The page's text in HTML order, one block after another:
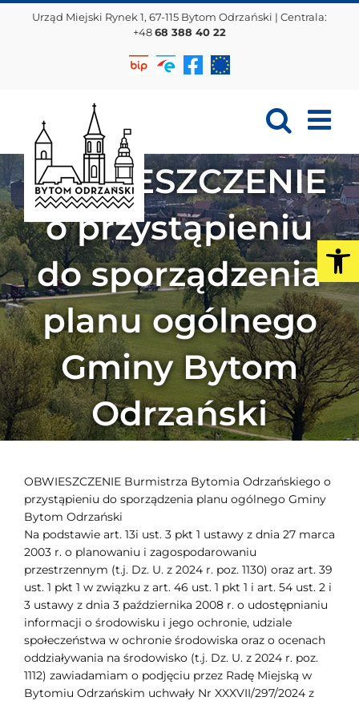
Przejdź
Urząd Miejski Rynek 1, 67-115 Bytom Odrzański | Centrala:
+4868 388 40 22
BiuletynEPUAPFacebookProjekty
OBWIESZCZENIE
o przystąpieniu
do sporządzenia
planu ogólnego
Gminy Bytom
Odrzański
OBWIESZCZENIE Burmistrza Bytomia Odrzańskiego o
przystąpieniu do sporządzenia planu ogólnego Gminy
Bytom Odrzański
Na podstawie art. 13i ust. 3 pkt 1 ustawy z dnia 27 marca
2003 r. o planowaniu i zagospodarowaniu
przestrzennym (t.j. Dz. U. z 2024 r. poz. 1130) oraz art. 39
ust. 1 pkt 1 w związku z art. 46 ust. 1 pkt 1 i art. 54 ust. 2 i
3 ustawy z dnia 3 października 2008 r. o udostępnianiu
informacji o środowisku i jego ochronie, udziale
społeczeństwa w ochronie środowiska oraz o ocenach
oddziaływania na środowisko (t.j. Dz. U. z 2024 r. poz.
1112) zawiadamiam o podjęciu przez Radę Miejską w
Bytomiu Odrzańskim uchwały Nr XXXVII/297/2024 z